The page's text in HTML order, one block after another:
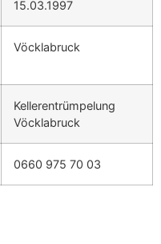
15.03.1997
Vöcklabruck
Kellerentrümpelung
Vöcklabruck
0660 975 70 03